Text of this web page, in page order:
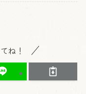
ね！